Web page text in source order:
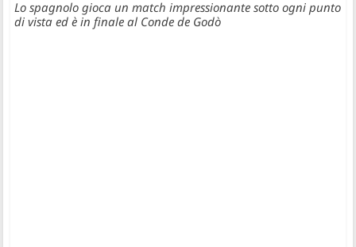
Lo spagnolo gioca un match impressionante sotto ogni punto
di vista ed è in finale al Conde de Godò